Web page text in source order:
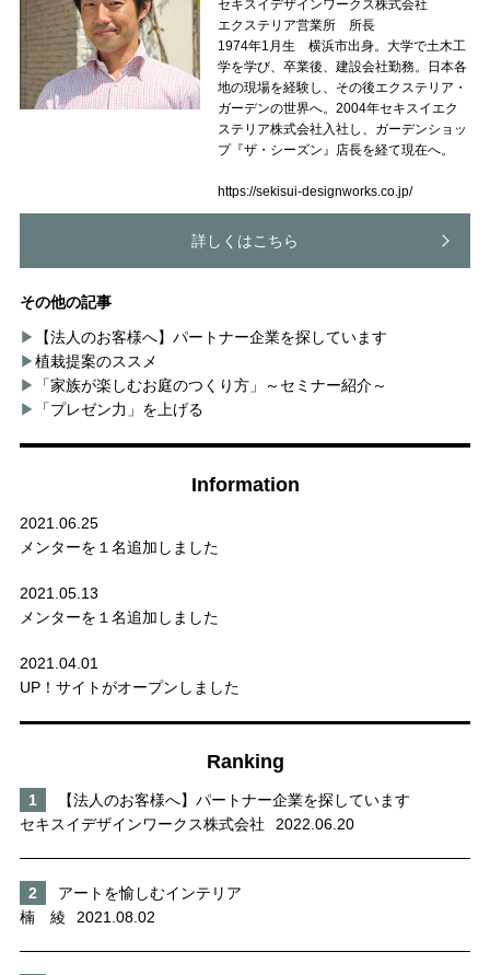
セキスイデザインワークス株式会社
エクステリア営業所 所長
1974年1月生 横浜市出身。大学で土木工
学を学び、卒業後、建設会社勤務。日本各
地の現場を経験し、その後エクステリア・
ガーデンの世界へ。2004年セキスイエク
ステリア株式会社入社し、ガーデンショッ
プ『ザ・シーズン』店長を経て現在へ。
https://sekisui-designworks.co.jp/
詳しくはこちら
その他の記事
【法人のお客様へ】パートナー企業を探しています
植栽提案のススメ
「家族が楽しむお庭のつくり方」～セミナー紹介～
「プレゼン力」を上げる
Information
2021.06.25
メンターを１名追加しました
2021.05.13
メンターを１名追加しました
2021.04.01
UP！サイトがオープンしました
Ranking
【法人のお客様へ】パートナー企業を探しています
セキスイデザインワークス株式会社
2022.06.20
アートを愉しむインテリア
楠 綾
2021.08.02